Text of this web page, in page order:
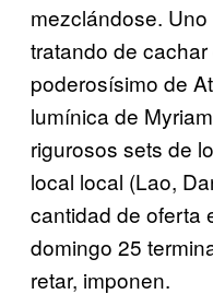
mezclándose.
tratando de
poderosísimo de
lumínica de
rigurosos sets de
local local (Lao,
cantidad de oferta
domingo 25
retar, imponen.